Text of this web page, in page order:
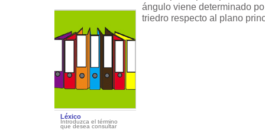
Léxico
Introduzca el término
que desea consultar
ángulo viene determinado
triedro respecto al plano